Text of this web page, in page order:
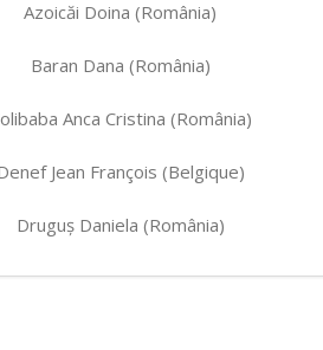
Azoicăi Doina (România)
Baran Dana (România)
Anca Cristina (România)
Jean François (Belgique)
Druguș Daniela (România)